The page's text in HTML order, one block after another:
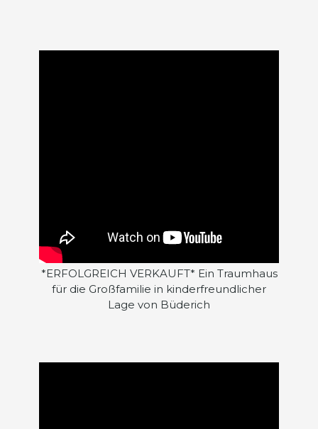
*ERFOLGREICH VERKAUFT* Ein Traumhaus
für die Großfamilie in kinderfreundlicher
Lage von Büderich